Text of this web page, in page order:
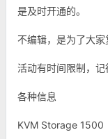
是及时开通的。
不编辑，是为了大家
活动有时间限制，记
各种信息
KVM Storage 1500